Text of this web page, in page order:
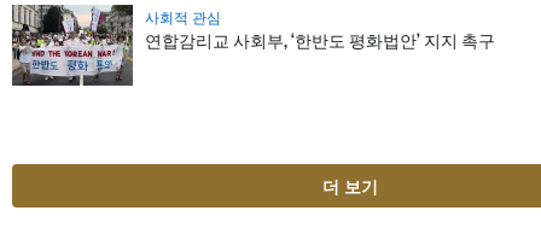
사회적 관심
연합감리교 사회부, ‘한반도 평화법안’ 지지 촉구
더 보기